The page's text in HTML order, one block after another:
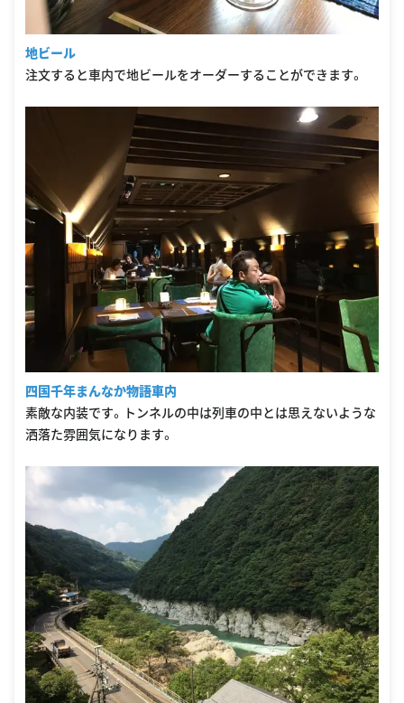
地ビール
注文すると車内で地ビールをオーダーすることができます。
四国千年まんなか物語車内
素敵な内装です。トンネルの中は列車の中とは思えないような
洒落た雰囲気になります。